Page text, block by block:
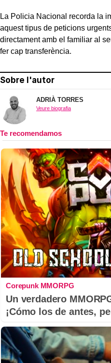
La Policia Nacional recorda la
aquest tipus de peticions
directament amb el familiar al
fer cap transferència.
Sobre l'autor
ADRIÀ TORRES
Veure biografia
Corepunk MMORPG
Un verdadero
¡Cómo los de antes,